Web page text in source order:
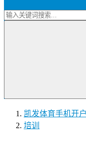
凯发体育手机开户
培训